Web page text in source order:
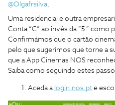
@Olgafrsilva
Uma residencial e outra
Conta “C” ao invés da “5.” como
Confirmámos que o cartão
pelo que sugerimos que torne a
que a App Cinemas NOS
Saiba como seguindo estes
Aceda a login.nos.pt e